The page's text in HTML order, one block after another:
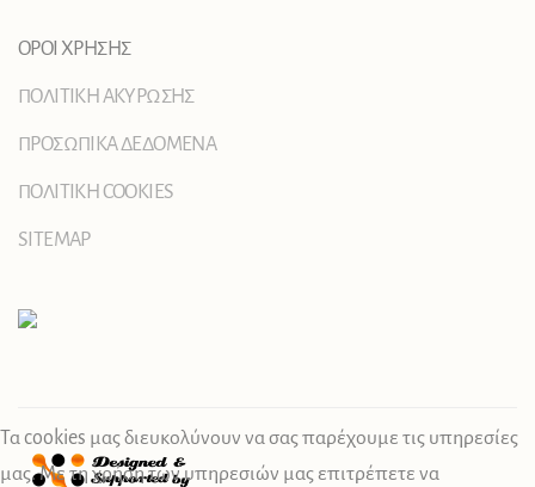
ΟΡΟΙ ΧΡΗΣΗΣ
ΠΟΛΙΤΙΚΗ ΑΚΥΡΩΣΗΣ
ΠΡΟΣΩΠΙΚΑ ΔΕΔΟΜΕΝΑ
ΠΟΛΙΤΙΚΗ COOKIES
SITEMAP
Τα cookies μας διευκολύνουν να σας παρέχουμε τις υπηρεσίες
μας. Με τη χρήση των υπηρεσιών μας επιτρέπετε να